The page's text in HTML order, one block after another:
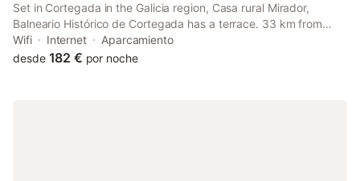
Set in Cortegada in the Galicia region, Casa rural Mirador,
Balneario Histórico de Cortegada has a terrace. 33 km from
Nossa Senhora da Peneda Sanctuary and 37 km from Pazo da
Touza Golf, the property offers a garden and a bar.
Wifi Internet
Aparcamiento
desde 182 € por noche